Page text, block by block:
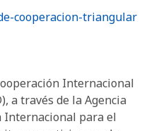
cooperacion-triangular
Internacional
a través de la Agencia
Internacional para el